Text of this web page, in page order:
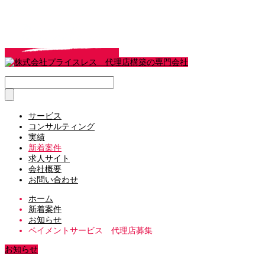
サービス
コンサルティング
実績
新着案件
求人サイト
会社概要
お問い合わせ
ホーム
新着案件
お知らせ
ペイメントサービス 代理店募集
お知らせ